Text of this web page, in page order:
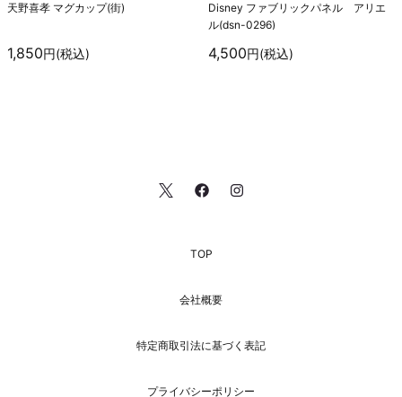
天野喜孝 マグカップ(街)
1,850円(税込)
Disney ファブリックパネル アリエ
ル(dsn-0296)
4,500円(税込)
TOP
会社概要
特定商取引法に基づく表記
プライバシーポリシー